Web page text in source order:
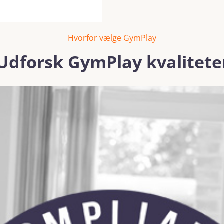
Hvorfor vælge GymPlay
GymPlay